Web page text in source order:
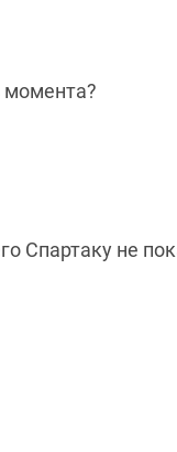
момента?
Спартаку не